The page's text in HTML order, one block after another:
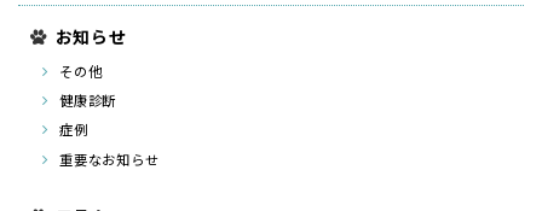
お知らせ
その他
健康診断
症例
重要なお知らせ